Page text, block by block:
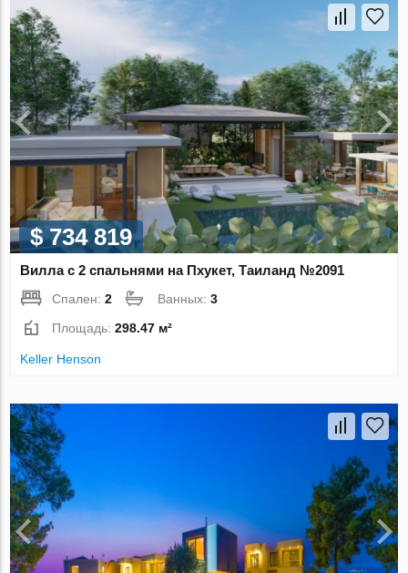
$ 734 819
Вилла с 2 спальнями на Пхукет, Таиланд №2091
Спален:2 Ванных:3
Площадь:298.47 м²
Keller Henson